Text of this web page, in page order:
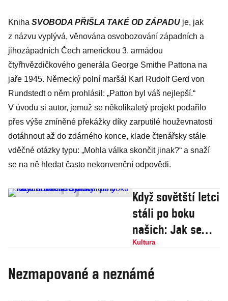
Kniha SVOBODA PŘIŠLA TAKÉ OD ZÁPADU je, jak
z názvu vyplývá, věnována osvobozování západních a
jihozápadních Čech americkou 3. armádou
čtyřhvězdičkového generála George Smithe Pattona na
jaře 1945. Německý polní maršál Karl Rudolf Gerd von
Rundstedt o něm prohlásil: „Patton byl váš nejlepší.“
V úvodu si autor, jemuž se několikaletý projekt podařilo
přes výše zmíněné překážky díky zarputilé houževnatosti
dotáhnout až do zdárného konce, klade čtenářsky stále
vděčné otázky typu: „Mohla válka skončit jinak?“ a snaží
se na ně hledat často nekonvenční odpovědi.
Když sovětští letci
stáli po boku
našich: Jak se
synové duhy
války
Kultura
Nezmapované a neznámé